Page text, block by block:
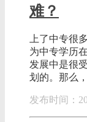
难？
上了中专很
为中专学历
发展中是很
划的。那么
发布时间：